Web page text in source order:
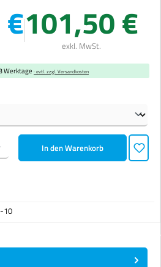
101,50 €
exkl. MwSt.
Werktage · evtl. zzgl. Versandkosten
ein oder benutze die Schaltflächen um die Anzahl zu
In den Warenkorb
10